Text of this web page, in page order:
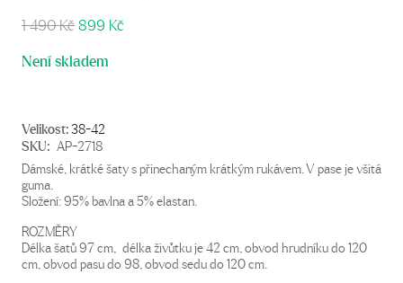
1 490KčPůvodní
byla:
899 Kč
Není skladem
Velikost:38-42
SKU: AP-2718
Dámské, krátké šaty s přinechaným krátkým rukávem. V pase je všitá
guma.
Složení: 95% bavlna a 5% elastan.
ROZMĚRY
Délka šatů 97 cm, délka živůtku je 42 cm, obvod hrudníku do 120
cm, obvod pasu do 98, obvod sedu do 120 cm.